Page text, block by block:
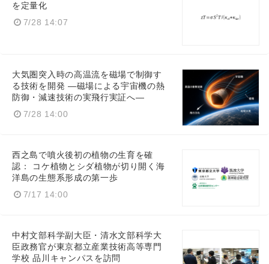
を定量化
7/28 14:07
大気圏突入時の高温流を磁場で制御す
る技術を開発 ―磁場による宇宙機の熱
防御・減速技術の実飛行実証へ―
7/28 14:00
西之島で噴火後初の植物の生育を確
認： コケ植物とシダ植物が切り開く海
洋島の生態系形成の第一歩
7/17 14:00
中村文部科学副大臣・清水文部科学大
臣政務官が東京都立産業技術高等専門
学校 品川キャンパスを訪問